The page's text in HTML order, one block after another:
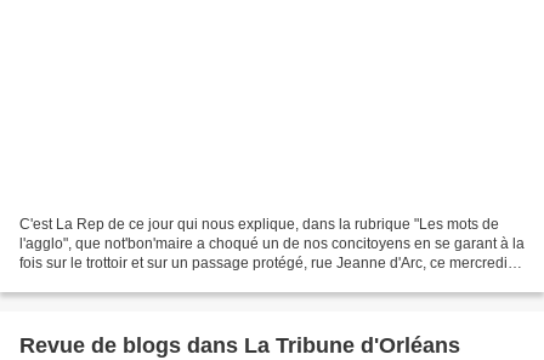
C'est La Rep de ce jour qui nous explique, dans la rubrique "Les mots de
l'agglo", que not'bon'maire a choqué un de nos concitoyens en se garant à la
fois sur le trottoir et sur un passage protégé, rue Jeanne d'Arc, ce mercredi
Revue de blogs dans La Tribune d'Orléans